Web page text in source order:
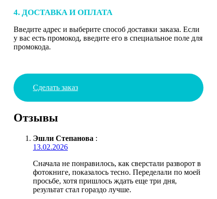
4. ДОСТАВКА И ОПЛАТА
Введите адрес и выберите способ доставки заказа. Если
у вас есть промокод, введите его в специальное поле для
промокода.
Сделать заказ
Отзывы
Эшли Степанова :
13.02.2026
Сначала не понравилось, как сверстали разворот в
фотокниге, показалось тесно. Переделали по моей
просьбе, хотя пришлось ждать еще три дня,
результат стал гораздо лучше.